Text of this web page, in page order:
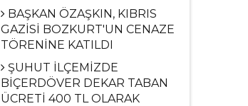
BAŞKAN ÖZAŞKIN, KIBRIS
GAZİSİ BOZKURT'UN CENAZE
TÖRENİNE KATILDI
ŞUHUT İLÇEMİZDE
BİÇERDÖVER DEKAR TABAN
ÜCRETİ 400 TL OLARAK